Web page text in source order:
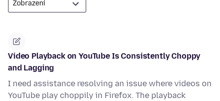
Video Playback on YouTube Is Consistently Choppy
and Lagging
I need assistance resolving an issue where videos on
YouTube play choppily in Firefox. The playback